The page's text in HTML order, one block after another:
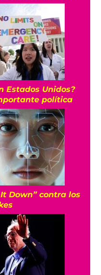
Estados Unidos?
política
Down” contra los